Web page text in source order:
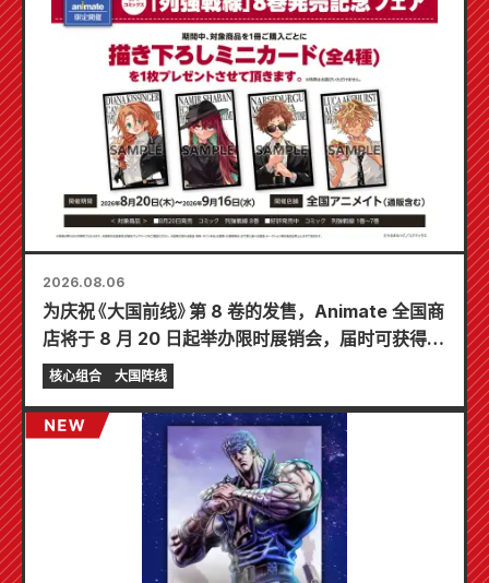
2026.08.06
为庆祝《大国前线》第 8 卷的发售，Animate 全国商
店将于 8 月 20 日起举办限时展销会，届时可获得特
制迷你卡片（共 4 种）！
核心组合 大国阵线